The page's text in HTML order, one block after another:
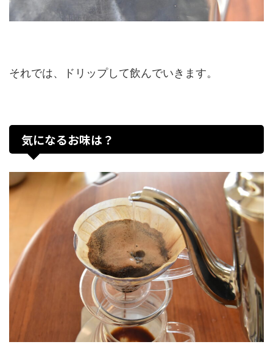
それでは、ドリップして飲んでいきます。
気になるお味は？